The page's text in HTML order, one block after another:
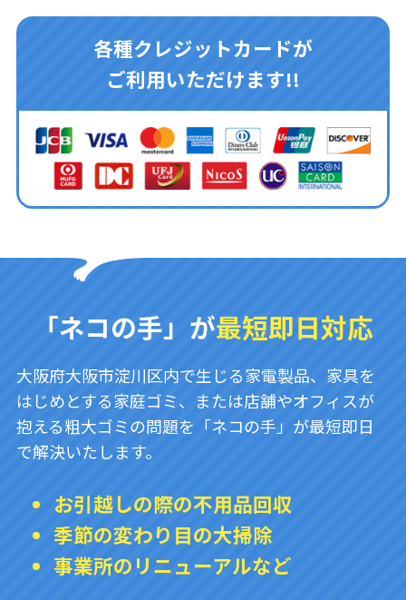
各種クレジットカードが
ご利用いただけます!!
「ネコの手」が最短即日対応
大阪府大阪市淀川区内で生じる家電製品、家具を
はじめとする家庭ゴミ、または店舗やオフィスが
抱える粗大ゴミの問題を「ネコの手」が最短即日
で解決いたします。
お引越しの際の不用品回収
季節の変わり目の大掃除
事業所のリニューアルなど